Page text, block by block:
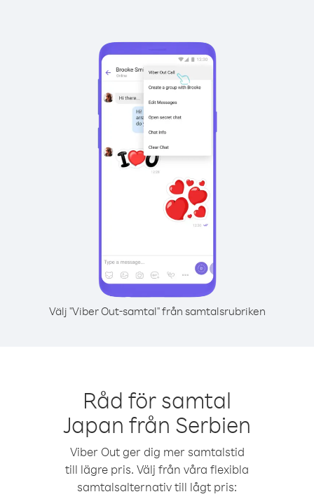
Välj "Viber Out-samtal" från samtalsrubriken
Råd för samtal
Japan från Serbien
Viber Out ger dig mer samtalstid
till lägre pris. Välj från våra flexibla
samtalsalternativ till lågt pris: